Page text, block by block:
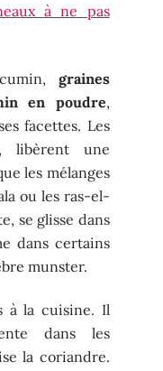
à ne pas
graines
en poudre,
facettes. Les
libèrent une
les mélanges
ou les ras-el-
se glisse dans
dans certains
munster.
à la cuisine. Il
dans les
la coriandre.